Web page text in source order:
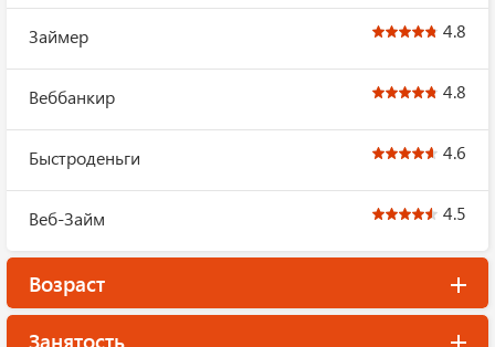
Займер 4.8
Веббанкир 4.8
Быстроденьги 4.6
Веб-Займ 4.5
Возраст
Занятость